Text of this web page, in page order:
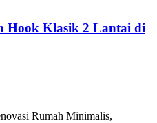
Hook Klasik 2 Lantai di
Rumah Minimalis,